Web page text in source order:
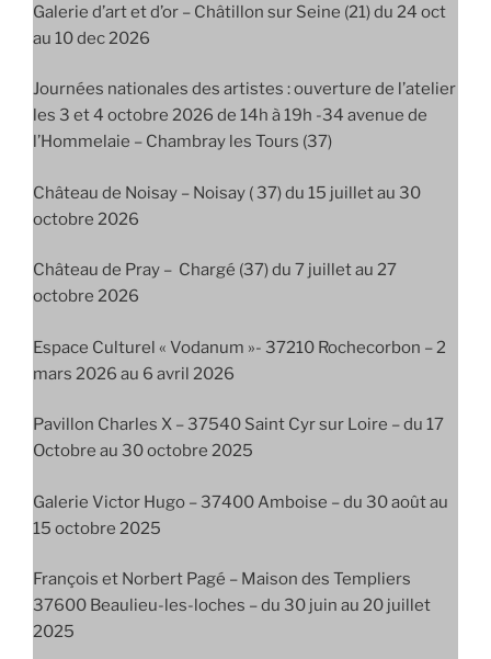
Galerie d’art et d’or – Châtillon sur Seine (21) du 24 oct
au 10 dec 2026
Journées nationales des artistes : ouverture de l’atelier
les 3 et 4 octobre 2026 de 14h à 19h -34 avenue de
l’Hommelaie – Chambray les Tours (37)
Château de Noisay – Noisay ( 37) du 15 juillet au 30
octobre 2026
Château de Pray – Chargé (37) du 7 juillet au 27
octobre 2026
Espace Culturel « Vodanum »- 37210 Rochecorbon – 2
mars 2026 au 6 avril 2026
Pavillon Charles X – 37540 Saint Cyr sur Loire – du 17
Octobre au 30 octobre 2025
Galerie Victor Hugo – 37400 Amboise – du 30 août au
15 octobre 2025
François et Norbert Pagé – Maison des Templiers
37600 Beaulieu-les-loches – du 30 juin au 20 juillet
2025